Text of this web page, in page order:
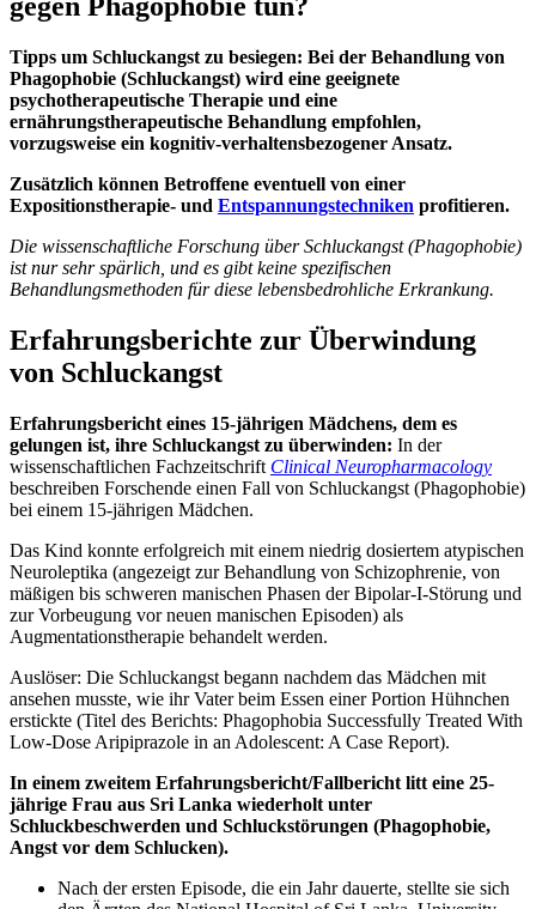
gegen Phagophobie tun?
Tipps um Schluckangst zu besiegen: Bei der Behandlung von
Phagophobie (Schluckangst) wird eine geeignete
psychotherapeutische Therapie und eine
ernährungstherapeutische Behandlung empfohlen,
vorzugsweise ein kognitiv-verhaltensbezogener Ansatz.
Zusätzlich können Betroffene eventuell von einer
Expositionstherapie- und Entspannungstechniken profitieren.
Die wissenschaftliche Forschung über Schluckangst (Phagophobie)
ist nur sehr spärlich, und es gibt keine spezifischen
Behandlungsmethoden für diese lebensbedrohliche Erkrankung.
Erfahrungsberichte zur Überwindung
von Schluckangst
Erfahrungsbericht eines 15-jährigen Mädchens, dem es
gelungen ist, ihre Schluckangst zu überwinden: In der
wissenschaftlichen Fachzeitschrift Clinical Neuropharmacology
beschreiben Forschende einen Fall von Schluckangst (Phagophobie)
bei einem 15-jährigen Mädchen.
Das Kind konnte erfolgreich mit einem niedrig dosiertem atypischen
Neuroleptika (angezeigt zur Behandlung von Schizophrenie, von
mäßigen bis schweren manischen Phasen der Bipolar-I-Störung und
zur Vorbeugung vor neuen manischen Episoden) als
Augmentationstherapie behandelt werden.
Auslöser: Die Schluckangst begann nachdem das Mädchen mit
ansehen musste, wie ihr Vater beim Essen einer Portion Hühnchen
erstickte (Titel des Berichts: Phagophobia Successfully Treated With
Low-Dose Aripiprazole in an Adolescent: A Case Report).
In einem zweitem Erfahrungsbericht/Fallbericht litt eine 25-
jährige Frau aus Sri Lanka wiederholt unter
Schluckbeschwerden und Schluckstörungen (Phagophobie,
Angst vor dem Schlucken).
Nach der ersten Episode, die ein Jahr dauerte, stellte sie sich